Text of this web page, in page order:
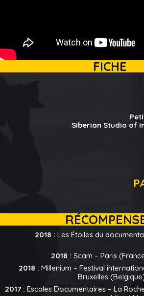
FICHE
Siberian Studio of
2018 : Les Étoiles du
2018 : Scam – Paris
2018 : Millenium – Festival
Bruxelles
2017 : Escales Documentaires – La